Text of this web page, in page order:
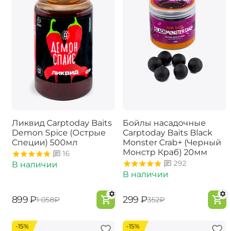
Ликвид Carptoday Baits
Demon Spice (Острые
Специи) 500мл
16
В наличии
‍899‍ ₽‍1 058‍₽
Бойлы насадочные
Carptoday Baits Black
Monster Crab+ (Черный
Монстр Краб) 20мм
292
В наличии
‍299‍ ₽‍352‍₽
-15% -15%